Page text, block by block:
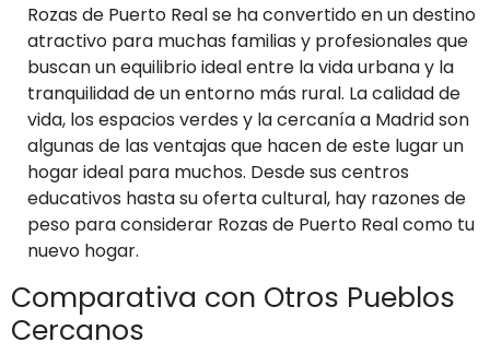
Rozas de Puerto Real se ha convertido en un destino
atractivo para muchas familias y profesionales que
buscan un equilibrio ideal entre la vida urbana y la
tranquilidad de un entorno más rural. La calidad de
vida, los espacios verdes y la cercanía a Madrid son
algunas de las ventajas que hacen de este lugar un
hogar ideal para muchos. Desde sus centros
educativos hasta su oferta cultural, hay razones de
peso para considerar Rozas de Puerto Real como tu
nuevo hogar.
Comparativa con Otros Pueblos
Cercanos